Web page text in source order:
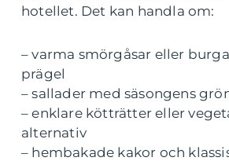
hotellet. Det kan handla om:
– varma smörgåsar eller
prägel
– sallader med säsongens
– enklare kötträtter eller
alternativ
– hembakade kakor och